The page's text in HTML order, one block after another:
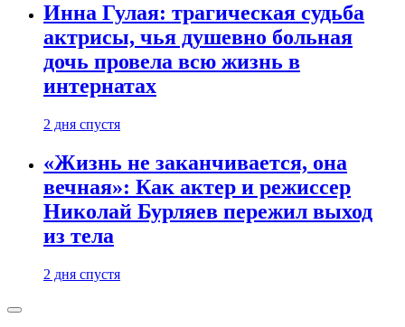
Инна Гулая: трагическая судьба
актрисы, чья душевно больная
дочь провела всю жизнь в
интернатах
2 дня спустя
«Жизнь не заканчивается, она
вечная»: Как актер и режиссер
Николай Бурляев пережил выход
из тела
2 дня спустя